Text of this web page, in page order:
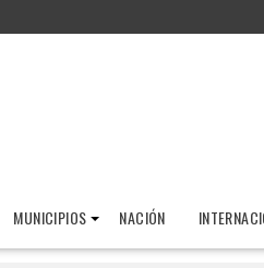
MUNICIPIOS NACIÓN